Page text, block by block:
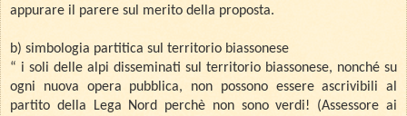
appurare il parere sul merito della proposta.
b) simbologia partitica sul territorio biassonese
“ i soli delle alpi disseminati sul territorio biassonese, nonché su
ogni nuova opera pubblica, non possono essere ascrivibili al
partito della Lega Nord perchè non sono verdi! (Assessore ai